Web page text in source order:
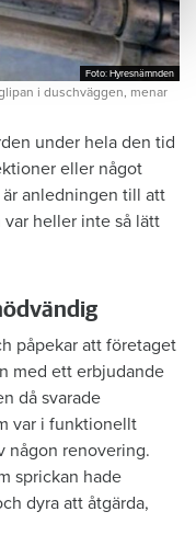
Foto: Hyresnämnden
Foto: Hyresnämnden
i duschväggen, menar
under hela den tid
eller något
anledningen till att
var heller inte så lätt
påpekar att företaget
med ett erbjudande
då svarade
var i funktionellt
någon renovering.
sprickan hade
dyra att åtgärda,